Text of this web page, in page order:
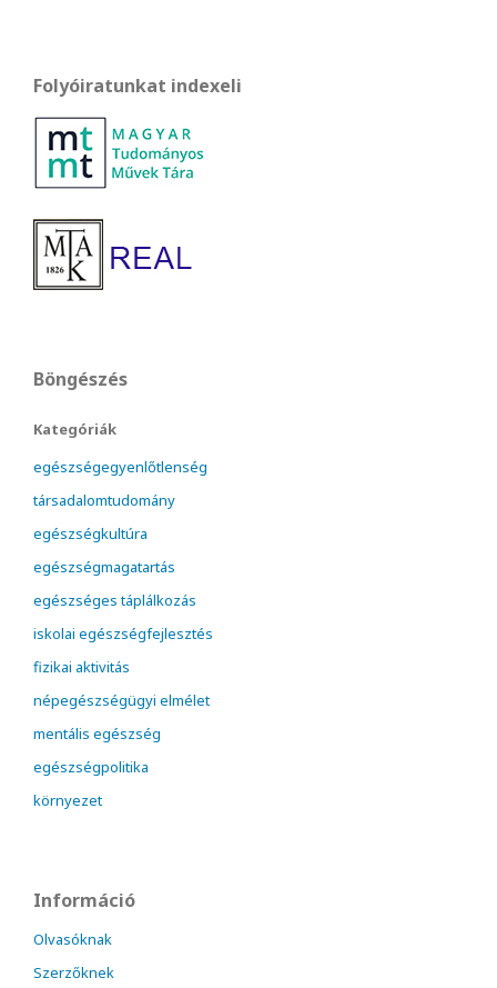
Folyóiratunkat indexeli
Böngészés
Kategóriák
egészségegyenlőtlenség
társadalomtudomány
egészségkultúra
egészségmagatartás
egészséges táplálkozás
iskolai egészségfejlesztés
fizikai aktivitás
népegészségügyi elmélet
mentális egészség
egészségpolitika
környezet
Információ
Olvasóknak
Szerzőknek